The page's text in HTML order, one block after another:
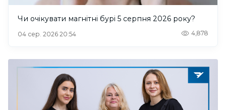
Чи очікувати магнітні бурі 5 серпня 2026 року?
04 сер. 2026 20:54 4,878